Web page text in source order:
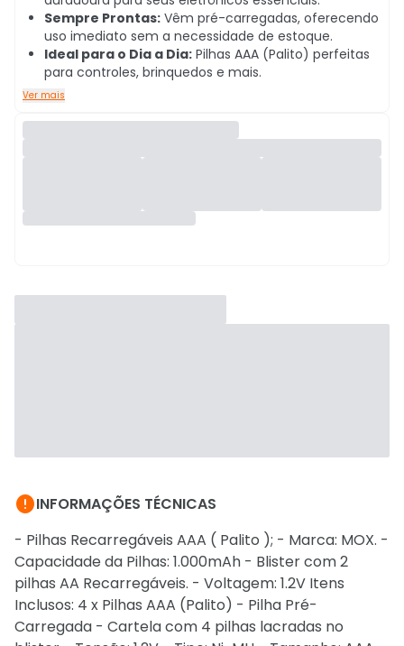
Sempre Prontas: Vêm pré-carregadas, oferecendo
uso imediato sem a necessidade de estoque.
Ideal para o Dia a Dia: Pilhas AAA (Palito) perfeitas
para controles, brinquedos e mais.
Ver mais
INFORMAÇÕES TÉCNICAS
- Pilhas Recarregáveis AAA ( Palito ); - Marca: MOX. -
Capacidade da Pilhas: 1.000mAh - Blister com 2
pilhas AA Recarregáveis. - Voltagem: 1.2V Itens
Inclusos: 4 x Pilhas AAA (Palito) - Pilha Pré-
Carregada - Cartela com 4 pilhas lacradas no